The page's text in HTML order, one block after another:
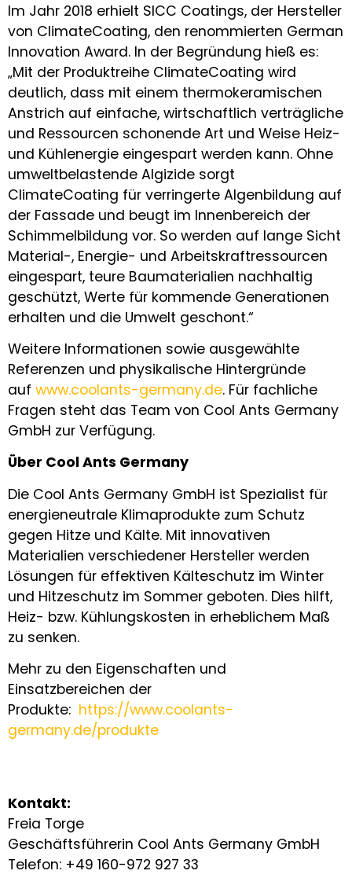
Im Jahr 2018 erhielt SICC Coatings, der Hersteller
von ClimateCoating, den renommierten German
Innovation Award. In der Begründung hieß es:
„Mit der Produktreihe ClimateCoating wird
deutlich, dass mit einem thermokeramischen
Anstrich auf einfache, wirtschaftlich verträgliche
und Ressourcen schonende Art und Weise Heiz-
und Kühlenergie eingespart werden kann. Ohne
umweltbelastende Algizide sorgt
ClimateCoating für verringerte Algenbildung auf
der Fassade und beugt im Innenbereich der
Schimmelbildung vor. So werden auf lange Sicht
Material-, Energie- und Arbeitskraftressourcen
eingespart, teure Baumaterialien nachhaltig
geschützt, Werte für kommende Generationen
erhalten und die Umwelt geschont.“
Weitere Informationen sowie ausgewählte
Referenzen und physikalische Hintergründe
auf www.coolants-germany.de. Für fachliche
Fragen steht das Team von Cool Ants Germany
GmbH zur Verfügung.
Über Cool Ants Germany
Die Cool Ants Germany GmbH ist Spezialist für
energieneutrale Klimaprodukte zum Schutz
gegen Hitze und Kälte. Mit innovativen
Materialien verschiedener Hersteller werden
Lösungen für effektiven Kälteschutz im Winter
und Hitzeschutz im Sommer geboten. Dies hilft,
Heiz- bzw. Kühlungskosten in erheblichem Maß
zu senken.
Mehr zu den Eigenschaften und
Einsatzbereichen der
Produkte: https://www.coolants-
germany.de/produkte
Kontakt:
Freia Torge
Geschäftsführerin Cool Ants Germany GmbH
Telefon: +49 160-972 927 33